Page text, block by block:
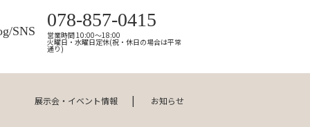
SNS
078-857-0415
営業時間 10:00～18:00
火曜日・水曜日定休(祝・休日の場合は平常
通り)
展示会・イベント情報 お知らせ